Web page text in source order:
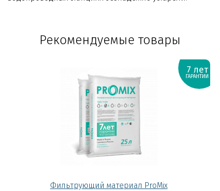
Рекомендуемые товары
7 лет
ГАРАНТИИ
Фильтрующий материал ProMix